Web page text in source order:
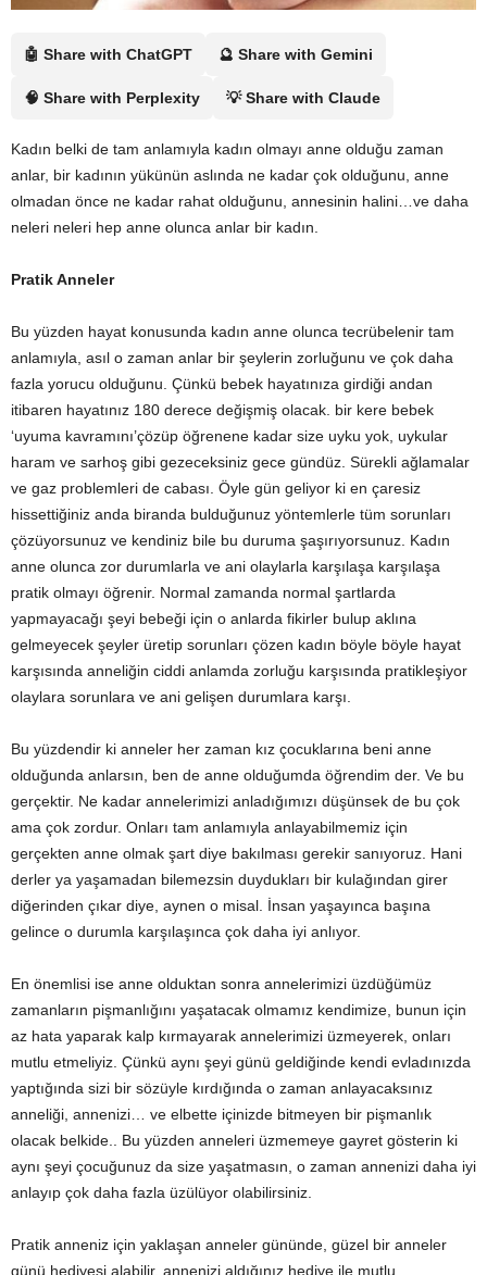
🤖 Share with ChatGPT 🔮 Share with Gemini
🧠 Share with Perplexity 💡 Share with Claude
Kadın belki de tam anlamıyla kadın olmayı anne olduğu zaman
anlar, bir kadının yükünün aslında ne kadar çok olduğunu, anne
olmadan önce ne kadar rahat olduğunu, annesinin halini…ve daha
neleri neleri hep anne olunca anlar bir kadın.
Pratik Anneler
Bu yüzden hayat konusunda kadın anne olunca tecrübelenir tam
anlamıyla, asıl o zaman anlar bir şeylerin zorluğunu ve çok daha
fazla yorucu olduğunu. Çünkü bebek hayatınıza girdiği andan
itibaren hayatınız 180 derece değişmiş olacak. bir kere bebek
‘uyuma kavramını’çözüp öğrenene kadar size uyku yok, uykular
haram ve sarhoş gibi gezeceksiniz gece gündüz. Sürekli ağlamalar
ve gaz problemleri de cabası. Öyle gün geliyor ki en çaresiz
hissettiğiniz anda biranda bulduğunuz yöntemlerle tüm sorunları
çözüyorsunuz ve kendiniz bile bu duruma şaşırıyorsunuz. Kadın
anne olunca zor durumlarla ve ani olaylarla karşılaşa karşılaşa
pratik olmayı öğrenir. Normal zamanda normal şartlarda
yapmayacağı şeyi bebeği için o anlarda fikirler bulup aklına
gelmeyecek şeyler üretip sorunları çözen kadın böyle böyle hayat
karşısında anneliğin ciddi anlamda zorluğu karşısında pratikleşiyor
olaylara sorunlara ve ani gelişen durumlara karşı.
Bu yüzdendir ki anneler her zaman kız çocuklarına beni anne
olduğunda anlarsın, ben de anne olduğumda öğrendim der. Ve bu
gerçektir. Ne kadar annelerimizi anladığımızı düşünsek de bu çok
ama çok zordur. Onları tam anlamıyla anlayabilmemiz için
gerçekten anne olmak şart diye bakılması gerekir sanıyoruz. Hani
derler ya yaşamadan bilemezsin duydukları bir kulağından girer
diğerinden çıkar diye, aynen o misal. İnsan yaşayınca başına
gelince o durumla karşılaşınca çok daha iyi anlıyor.
En önemlisi ise anne olduktan sonra annelerimizi üzdüğümüz
zamanların pişmanlığını yaşatacak olmamız kendimize, bunun için
az hata yaparak kalp kırmayarak annelerimizi üzmeyerek, onları
mutlu etmeliyiz. Çünkü aynı şeyi günü geldiğinde kendi evladınızda
yaptığında sizi bir sözüyle kırdığında o zaman anlayacaksınız
anneliği, annenizi… ve elbette içinizde bitmeyen bir pişmanlık
olacak belkide.. Bu yüzden anneleri üzmemeye gayret gösterin ki
aynı şeyi çocuğunuz da size yaşatmasın, o zaman annenizi daha iyi
anlayıp çok daha fazla üzülüyor olabilirsiniz.
Pratik anneniz için yaklaşan anneler gününde, güzel bir anneler
günü hediyesi alabilir, annenizi aldığınız hediye ile mutlu